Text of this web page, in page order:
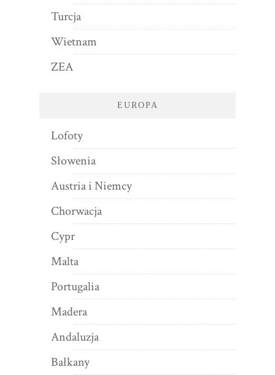
Turcja
Wietnam
ZEA
EUROPA
Lofoty
Słowenia
Austria i Niemcy
Chorwacja
Cypr
Malta
Portugalia
Madera
Andaluzja
Bałkany